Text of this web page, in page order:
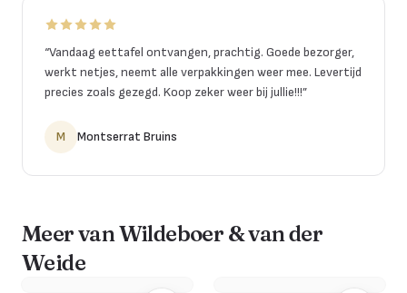
“Vandaag eettafel ontvangen, prachtig. Goede bezorger,
werkt netjes, neemt alle verpakkingen weer mee. Levertijd
precies zoals gezegd. Koop zeker weer bij jullie!!!”
M Montserrat Bruins
Meer van Wildeboer & van der
Weide